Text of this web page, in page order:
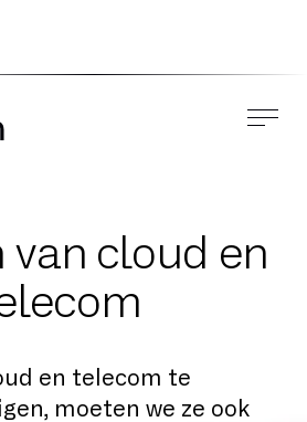
van cloud en
en telecom te
moeten we ze ook